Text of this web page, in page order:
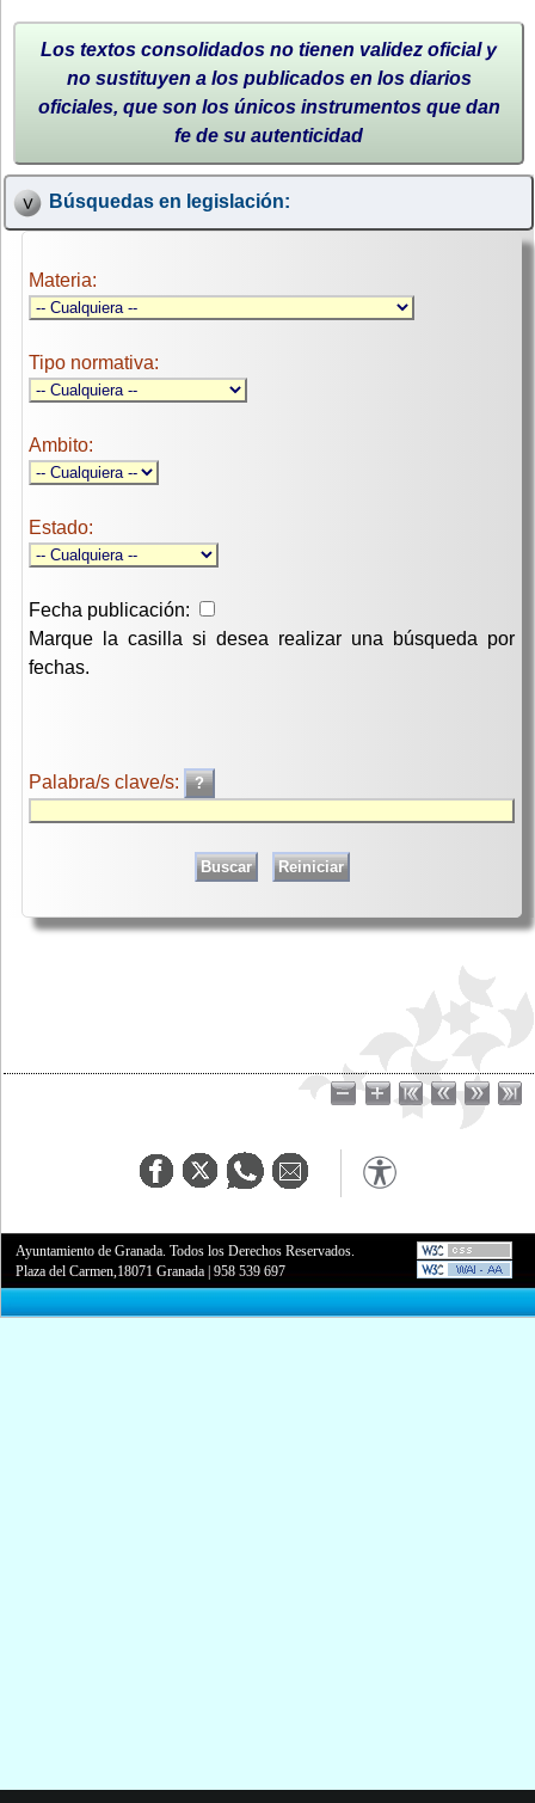
Los textos consolidados no tienen validez oficial y
no sustituyen a los publicados en los diarios
oficiales, que son los únicos instrumentos que dan
fe de su autenticidad
Búsquedas en legislación:
Materia:
Tipo normativa:
Ambito:
Estado:
Fecha publicación:
Marque la casilla si desea realizar una búsqueda por
fechas.
Palabra/s clave/s:
Ayuntamiento de Granada. Todos los Derechos Reservados.
Plaza del Carmen,18071 Granada |958 539 697